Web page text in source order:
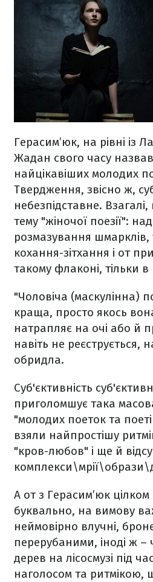
Герасим’юк, на рівні із
Жадан свого часу
найцікавіших молодих
Твердження, звісно ж,
небезпідставне.
тему "жіночої поезії":
розмазування шмарклів,
кохання-зітхання і от
такому флаконі, тільки в
"Чоловіча (маскулінна)
краща, просто якось
натрапляє на очі або й
навіть не реєструється,
обридла.
Суб'єктивність
приголомшує така
"молодих поеток та
взяли найпростішу
"кров-любов" і ще й
А от з Герасим’юк
буквально, на вимову
неймовірно влучні,
перерубаними, іноді ж –
дерев на лісосмузі під
наголосом та